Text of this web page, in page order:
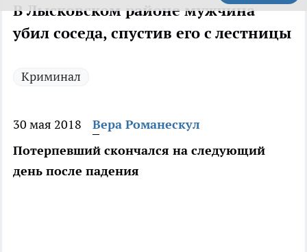
В Лысковском районе мужчина
убил соседа, спустив его с лестницы
Криминал
30 мая 2018
Вера Романескул
Потерпевший скончался на следующий
день после падения